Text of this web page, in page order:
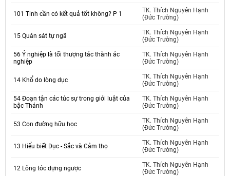
101 Tinh cần có kết quả tốt không? P 1
TK. Thích Nguyên Hạnh
(Đức Trường)
15 Quán sát tự ngã
TK. Thích Nguyên Hạnh
(Đức Trường)
56 Ý nghiệp là tối thượng tác thành ác
nghiệp
TK. Thích Nguyên Hạnh
(Đức Trường)
14 Khổ do lòng dục
TK. Thích Nguyên Hạnh
(Đức Trường)
54 Đoạn tận các túc sự trong giới luật của
bậc Thánh
TK. Thích Nguyên Hạnh
(Đức Trường)
53 Con đường hữu học
TK. Thích Nguyên Hạnh
(Đức Trường)
13 Hiểu biết Dục - Sắc và Cảm thọ
TK. Thích Nguyên Hạnh
(Đức Trường)
12 Lông tóc dựng ngược
TK. Thích Nguyên Hạnh
(Đức Trường)